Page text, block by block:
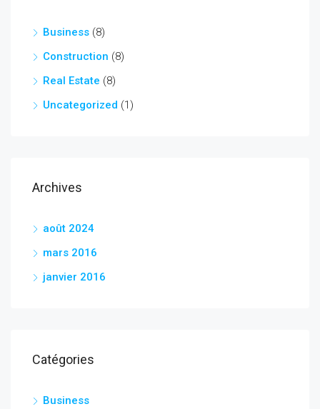
Business (8)
Construction (8)
Real Estate (8)
Uncategorized (1)
Archives
août 2024
mars 2016
janvier 2016
Catégories
Business